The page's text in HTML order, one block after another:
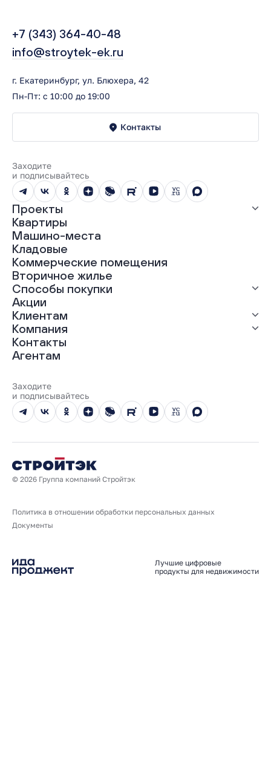
+7 (343) 364-40-48
info@stroytek-ek.ru
г. Екатеринбург, ул. Блюхера, 42
Пн-Пт: с 10:00 до 19:00
Контакты
Заходите
и подписывайтесь
Проекты
Все проекты
ЖК «Абрикос»
ЖК «Гравитация»
ЖК «Грин Гарден»
ЖК «Динамика»
ЖК «Мохито»
ЖК «Современник»
ЖК «Янтарная долина»
Квартиры
Машино-места
Кладовые
Коммерческие помещения
Вторичное жилье
Способы покупки
Выгодная ипотека
Рассрочка
Материнский капитал
Трейд-ин
100% оплата
Акции
Клиентам
Ход строительства
Документы
Выдача ключей
Компания
О нас
Карьера
Реализованные проекты
Вопросы и ответы
Новости
Юбилейный год
Контакты
Агентам
Заходите
и подписывайтесь
© 2026 Группа компаний Стройтэк
Политика в отношении обработки персональных данных
Документы
Лучшие цифровые
продукты для недвижимости